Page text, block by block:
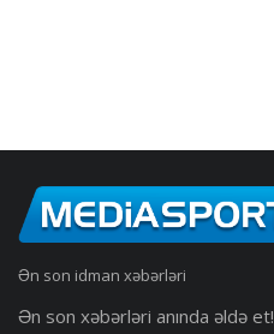
Ən son idman xəbərləri
Ən son xəbərləri anında əldə et!